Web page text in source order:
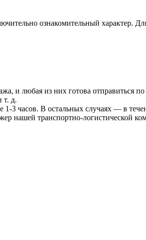
ознакомительный характер.
и любая из них готова отправиться по
т. д.
1-3 часов. В остальных случаях — в
нашей транспортно-логистической